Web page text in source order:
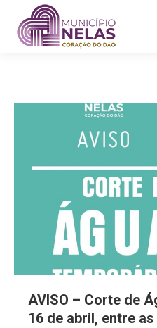
AVISO – Corte de
16 de abril, entre